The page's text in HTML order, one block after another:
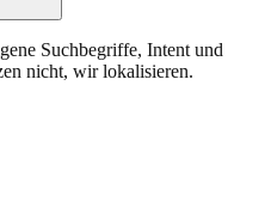
Suchbegriffe, Intent und
nicht, wir lokalisieren.